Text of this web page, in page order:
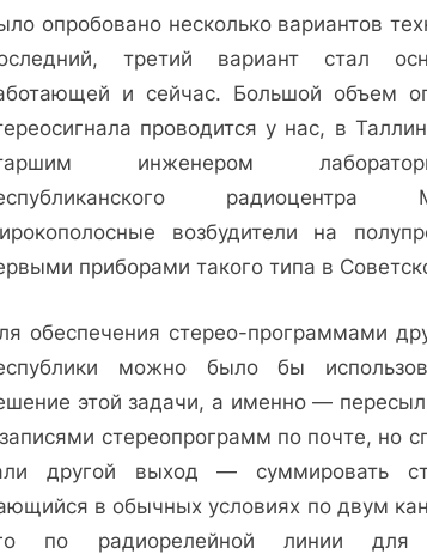
опробовано несколь­ко вариантов
третий вариант стал
и сей­час. Большой объем
проводится у нас, в
инженером
возбудите­ли на
приборами та­кого типа в
обеспечения стерео-программами
можно было бы
этой зада­чи, а именно —
стереопрограмм по поч­те, но
другой выход — сумми­ровать
в обычных усло­виях по двум
по радиорелей­ной линии